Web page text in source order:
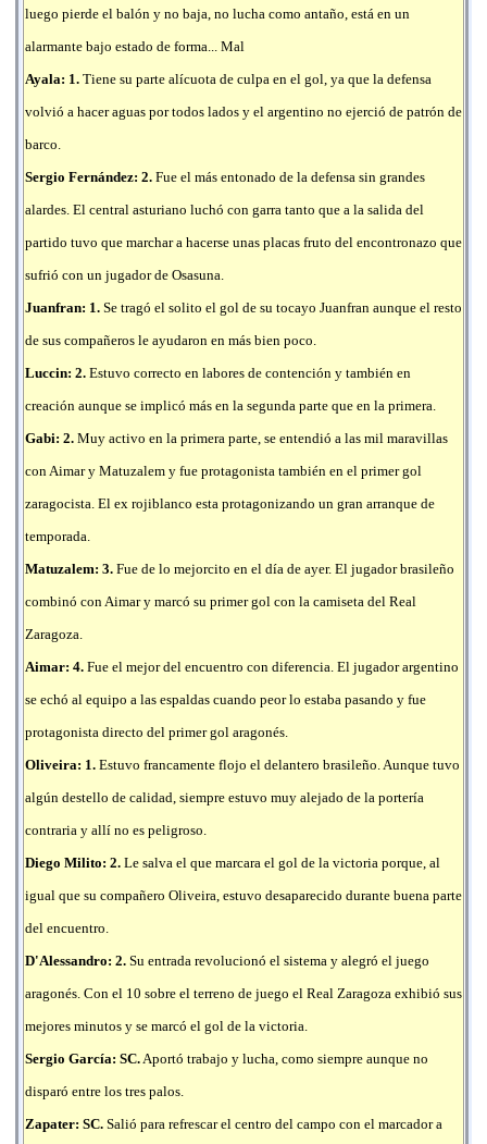
luego pierde el balón y no baja, no lucha como antaño, está en un
alarmante bajo estado de forma... Mal
Ayala: 1. Tiene su parte alícuota de culpa en el gol, ya que la defensa
volvió a hacer aguas por todos lados y el argentino no ejerció de patrón de
barco.
Sergio Fernández: 2. Fue el más entonado de la defensa sin grandes
alardes. El central asturiano luchó con garra tanto que a la salida del
partido tuvo que marchar a hacerse unas placas fruto del encontronazo que
sufrió con un jugador de Osasuna.
Juanfran: 1. Se tragó el solito el gol de su tocayo Juanfran aunque el resto
de sus compañeros le ayudaron en más bien poco.
Luccin: 2. Estuvo correcto en labores de contención y también en
creación aunque se implicó más en la segunda parte que en la primera.
Gabi: 2. Muy activo en la primera parte, se entendió a las mil maravillas
con Aimar y Matuzalem y fue protagonista también en el primer gol
zaragocista. El ex rojiblanco esta protagonizando un gran arranque de
temporada.
Matuzalem: 3. Fue de lo mejorcito en el día de ayer. El jugador brasileño
combinó con Aimar y marcó su primer gol con la camiseta del Real
Zaragoza.
Aimar: 4. Fue el mejor del encuentro con diferencia. El jugador argentino
se echó al equipo a las espaldas cuando peor lo estaba pasando y fue
protagonista directo del primer gol aragonés.
Oliveira: 1. Estuvo francamente flojo el delantero brasileño. Aunque tuvo
algún destello de calidad, siempre estuvo muy alejado de la portería
contraria y allí no es peligroso.
Diego Milito: 2. Le salva el que marcara el gol de la victoria porque, al
igual que su compañero Oliveira, estuvo desaparecido durante buena parte
del encuentro.
D'Alessandro: 2. Su entrada revolucionó el sistema y alegró el juego
aragonés. Con el 10 sobre el terreno de juego el Real Zaragoza exhibió sus
mejores minutos y se marcó el gol de la victoria.
Sergio García: SC. Aportó trabajo y lucha, como siempre aunque no
disparó entre los tres palos.
Zapater: SC. Salió para refrescar el centro del campo con el marcador a